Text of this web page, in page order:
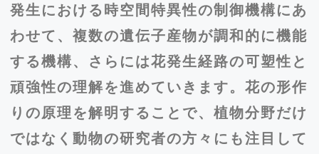
発生における時空間特異性の制御機構にあ
わせて、複数の遺伝子産物が調和的に機能
する機構、さらには花発生経路の可塑性と
頑強性の理解を進めていきます。花の形作
りの原理を解明することで、植物分野だけ
ではなく動物の研究者の方々にも注目して